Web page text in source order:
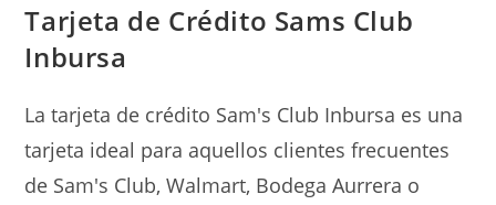
Tarjeta de Crédito Sams Club
Inbursa
La tarjeta de crédito Sam's Club Inbursa es una
tarjeta ideal para aquellos clientes frecuentes
de Sam's Club, Walmart, Bodega Aurrera o